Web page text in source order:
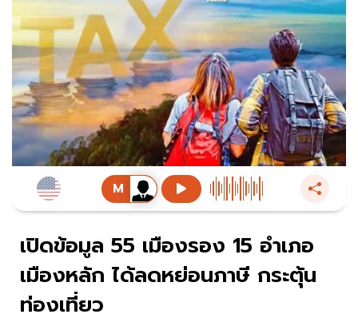
เปิดข้อมูล 55 เมืองรอง 15 อำเภอ
เมืองหลัก ได้ลดหย่อนภาษี กระตุ้น
ท่องเที่ยว